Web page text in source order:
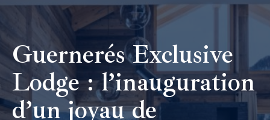
Guernerés Exclusive
Lodge : l’inauguration
d’un joyau de